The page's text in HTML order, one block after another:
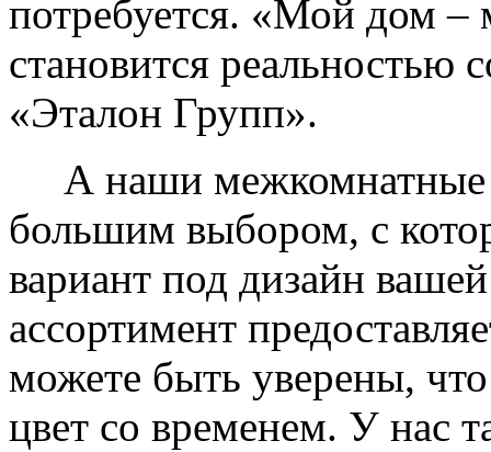
потребуется. «Мой дом –
становится реальностью
«Эталон Групп».
А наши межкомнатные
большим выбором, с
вариант под дизайн
ассортимент
можете быть уверены,
цвет со временем. У нас